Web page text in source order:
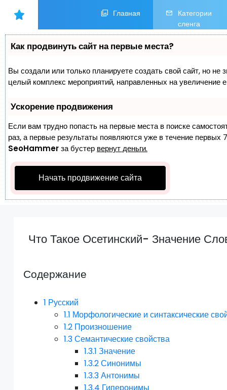
Главная
Категории
сленга
Как продвинуть сайт на первые места?
Вы создали или только планируете создать свой сайт, но не
целый комплекс мероприятий, направленных на увеличение
Ускорение продвижения
Если вам трудно попасть на первые места в поиске
раз, а первые результаты появляются уже в течение первых
SeoHammerза бустер вернут деньги.
Начать продвижение сайта
Что Такое Осетинский- Значение
Содержание
1 Русский
1.1 Морфологические и синтаксические
1.2 Произношение
1.3Семантические свойства
1.3.1 Значение
1.3.2Синонимы
1.3.3Антонимы